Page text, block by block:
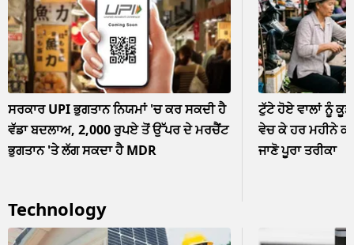
ਸਰਕਾਰ UPI ਭੁਗਤਾਨ ਨਿਯਮਾਂ 'ਚ ਕਰ ਸਕਦੀ ਹੈ
ਵੱਡਾ ਬਦਲਾਅ, 2,000 ਰੁਪਏ ਤੋਂ ਉੱਪਰ ਦੇ ਮਰਚੈਂਟ
ਭੁਗਤਾਨ 'ਤੇ ਲੱਗ ਸਕਦਾ ਹੈ MDR
ਟੁੱਟੇ ਹੋਏ ਵਾਲਾਂ ਨੂੰ
ਵੇਚ ਕੇ ਹਰ ਮਹੀਨੇ
ਜਾਣੋ ਪੂਰਾ ਤਰੀਕਾ
Technology